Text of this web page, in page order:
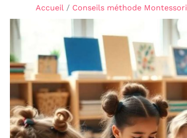
Accueil Conseils méthode Montessori